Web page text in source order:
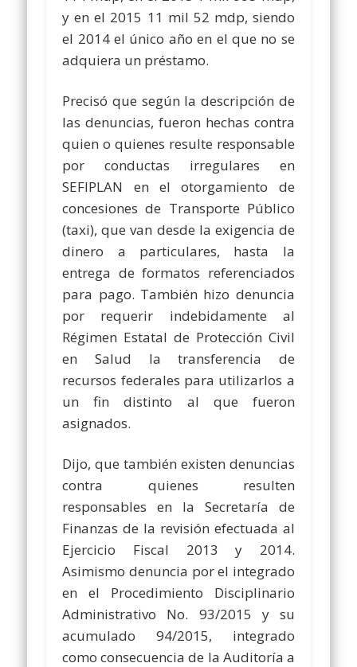
y en el 2015 11 mil 52 mdp, siendo
el 2014 el único año en el que no se
adquiera un préstamo.
Precisó que según la descripción de
las denuncias, fueron hechas contra
quien o quienes resulte responsable
por conductas irregulares en
SEFIPLAN en el otorgamiento de
concesiones de Transporte Público
(taxi), que van desde la exigencia de
dinero a particulares, hasta la
entrega de formatos referenciados
para pago. También hizo denuncia
por requerir indebidamente al
Régimen Estatal de Protección Civil
en Salud la transferencia de
recursos federales para utilizarlos a
un fin distinto al que fueron
asignados.
Dijo, que también existen denuncias
contra quienes resulten
responsables en la Secretaría de
Finanzas de la revisión efectuada al
Ejercicio Fiscal 2013 y 2014.
Asimismo denuncia por el integrado
en el Procedimiento Disciplinario
Administrativo No. 93/2015 y su
acumulado 94/2015, integrado
como consecuencia de la Auditoría a